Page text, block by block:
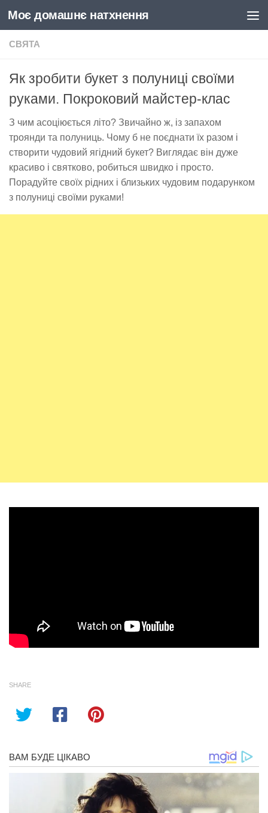
Skip to content
Моє домашнє натхнення
СВЯТА
Як зробити букет з полуниці своїми
руками. Покроковий майстер-клас
З чим асоціюється літо? Звичайно ж, із запахом
троянди та полуниць. Чому б не поєднати їх разом і
створити чудовий ягідний букет? Виглядає він дуже
красиво і святково, робиться швидко і просто.
Порадуйте своїх рідних і близьких чудовим подарунком
з полуниці своїми руками!
SHARE